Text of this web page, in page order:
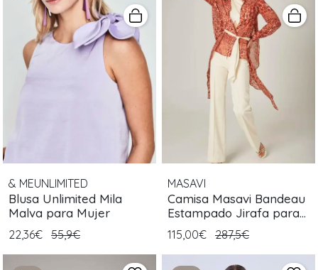
& MEUNLIMITED
Blusa Unlimited Mila
Malva para Mujer
22,36€ 55,9€
MASAVI
Camisa Masavi Bandeau
Estampado Jirafa para
Mujer
115,00€ 287,5€